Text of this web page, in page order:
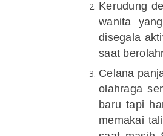
Kerudung
wanita
disegala
saat
Celana
olahraga
baru tapi
memakai